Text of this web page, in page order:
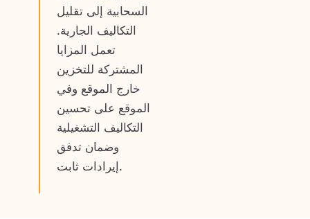
السحابية إلى تقليل
التكاليف الجارية.
تعمل المزايا
المشتركة للتخزين
خارج الموقع وفي
الموقع على تحسين
التكاليف التشغيلية
وضمان تدفق
إيرادات ثابت.